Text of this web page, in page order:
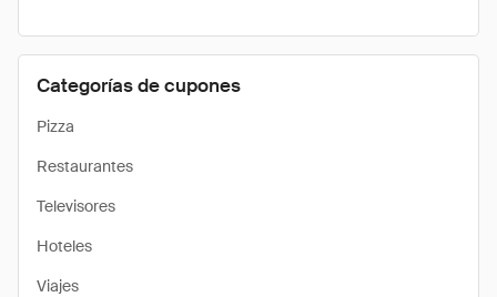
Categorías de cupones
Pizza
Restaurantes
Televisores
Hoteles
Viajes